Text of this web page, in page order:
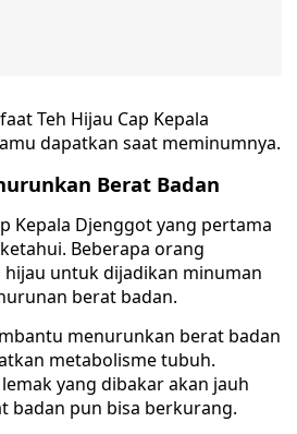
Teh Hijau Cap Kepala
dapatkan saat meminumnya.
Berat Badan
Kepala Djenggot yang pertama
Beberapa orang
untuk dijadikan minuman
berat badan.
menurunkan berat badan
metabolisme tubuh.
yang dibakar akan jauh
badan pun bisa berkurang.